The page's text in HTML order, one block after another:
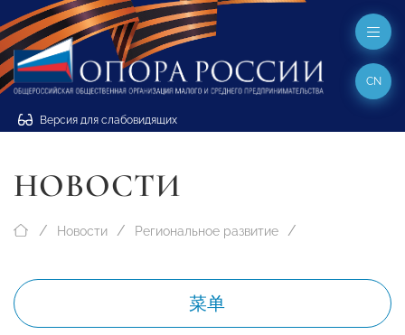
Версия для слабовидящих
CN
НОВОСТИ
Новости Региональное развитие
菜单